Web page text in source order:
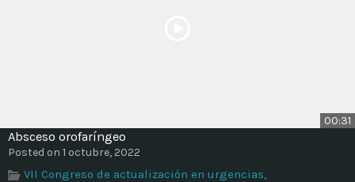
00:31
Absceso orofaríngeo
Posted on 1 octubre, 2022
VII Congreso de actualización en urgencias,